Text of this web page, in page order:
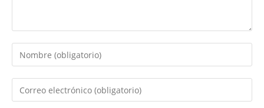
Introduce
tu
nombre
Introduce
tu